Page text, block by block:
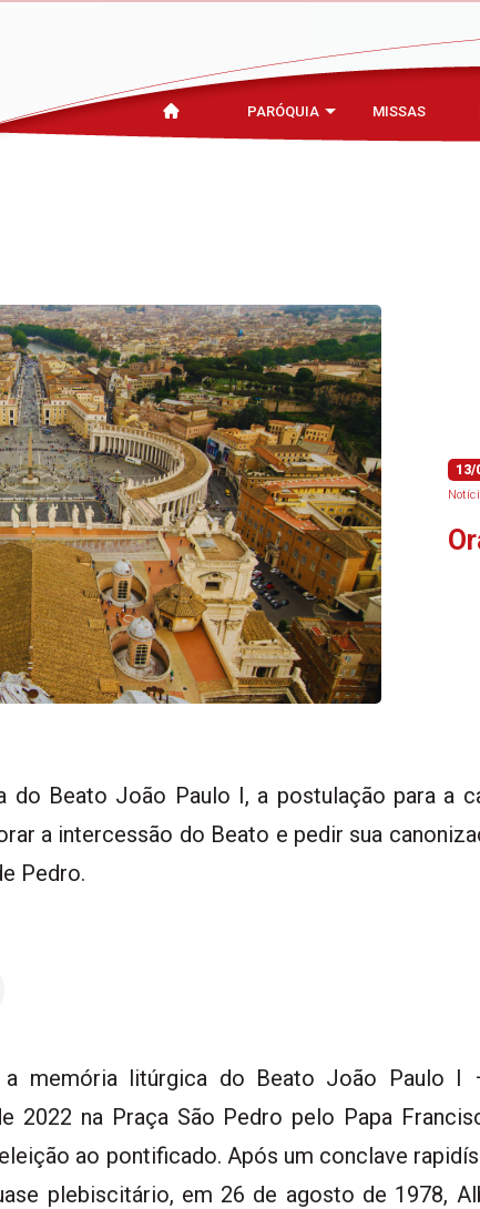
PARÓQUIA MISSAS
13/
Beato João Paulo I, a postulação para a
a intercessão do Beato e pedir sua
Pedro.
memória litúrgica do Beato João Paulo I
2022 na Praça São Pedro pelo Papa
ao pontificado. Após um conclave
plebiscitário, em 26 de agosto de 1978,